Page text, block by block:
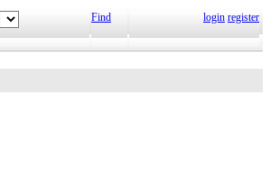
Find login register